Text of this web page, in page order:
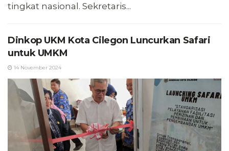
tingkat nasional. Sekretaris...
Dinkop UKM Kota Cilegon Luncurkan Safari
untuk UMKM
14 November 2024